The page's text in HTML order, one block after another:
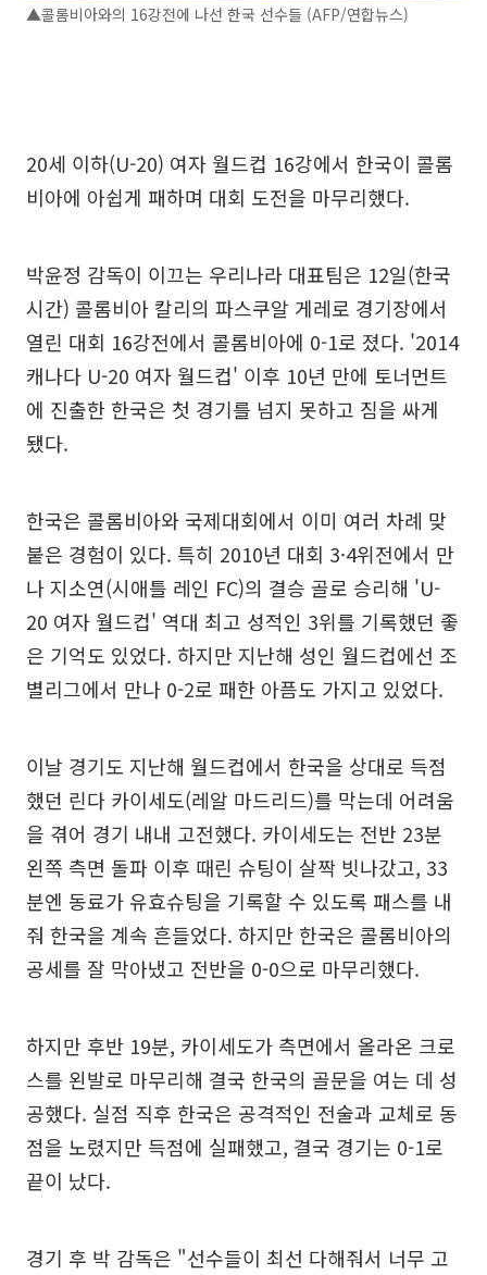
▲콜롬비아와의 16강전에 나선 한국 선수들 (AFP/연합뉴스)
20세 이하(U-20) 여자 월드컵 16강에서 한국이 콜롬
비아에 아쉽게 패하며 대회 도전을 마무리했다.
박윤정 감독이 이끄는 우리나라 대표팀은 12일(한국
시간) 콜롬비아 칼리의 파스쿠알 게레로 경기장에서
열린 대회 16강전에서 콜롬비아에 0-1로 졌다. '2014
캐나다 U-20 여자 월드컵' 이후 10년 만에 토너먼트
에 진출한 한국은 첫 경기를 넘지 못하고 짐을 싸게
됐다.
한국은 콜롬비아와 국제대회에서 이미 여러 차례 맞
붙은 경험이 있다. 특히 2010년 대회 3·4위전에서 만
나 지소연(시애틀 레인 FC)의 결승 골로 승리해 'U-
20 여자 월드컵' 역대 최고 성적인 3위를 기록했던 좋
은 기억도 있었다. 하지만 지난해 성인 월드컵에선 조
별리그에서 만나 0-2로 패한 아픔도 가지고 있었다.
이날 경기도 지난해 월드컵에서 한국을 상대로 득점
했던 린다 카이세도(레알 마드리드)를 막는데 어려움
을 겪어 경기 내내 고전했다. 카이세도는 전반 23분
왼쪽 측면 돌파 이후 때린 슈팅이 살짝 빗나갔고, 33
분엔 동료가 유효슈팅을 기록할 수 있도록 패스를 내
줘 한국을 계속 흔들었다. 하지만 한국은 콜롬비아의
공세를 잘 막아냈고 전반을 0-0으로 마무리했다.
하지만 후반 19분, 카이세도가 측면에서 올라온 크로
스를 왼발로 마무리해 결국 한국의 골문을 여는 데 성
공했다. 실점 직후 한국은 공격적인 전술과 교체로 동
점을 노렸지만 득점에 실패했고, 결국 경기는 0-1로
끝이 났다.
경기 후 박 감독은 "선수들이 최선 다해줘서 너무 고